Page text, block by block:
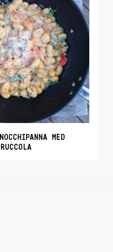
MED